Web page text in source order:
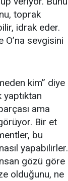
toprak
idrak eder.
O’na sevgisini
kim” diye
ama
Bir et
bu
yapabilirler.
gözü göre
olduğunu, ne